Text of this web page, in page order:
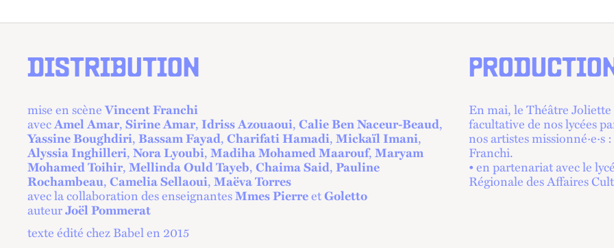
DISTRIBUTION
mise en scèneVincent Franchi
avecAmel Amar,Sirine Amar,Idriss Azouaoui,Calie Ben Naceur-Beaud,
Yassine Boughdiri,Bassam Fayad,Charifati Hamadi,Mickaïl Imani,
Alyssia Inghilleri,Nora Lyoubi,Madiha Mohamed Maarouf,Maryam
Mohamed Toihir,Mellinda Ould Tayeb,Chaima Said,Pauline
Rochambeau,Camelia Sellaoui,Maëva Torres
avec la collaboration des enseignantesMmes PierreetGoletto
auteurJoël Pommerat
texte édité chez Babel en 2015
En mai, le Théâtre
facultative de nos lycées
nos artistes
Franchi.
• en partenariat avec le
Régionale des Affaires